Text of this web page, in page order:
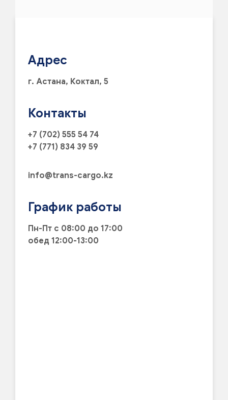
Адрес
г. Астана, Коктал, 5
Контакты
+7 (702) 555 54 74
+7 (771) 834 39 59
info@trans-cargo.kz
График работы
Пн-Пт с 08:00 до 17:00
обед 12:00-13:00